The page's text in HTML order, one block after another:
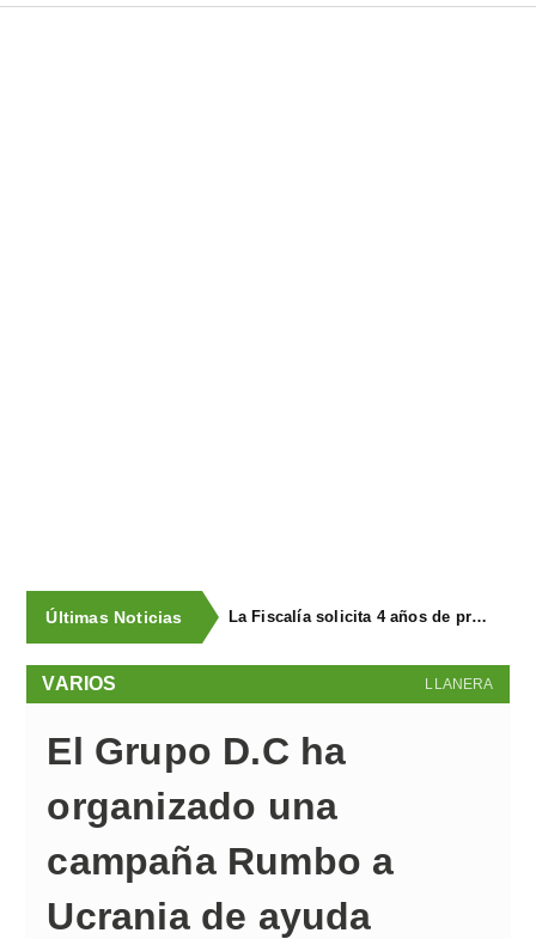
Últimas Noticias La Fiscalía solicita 4 años de prisión y multa para cada uno de los dos acusados de provocar de forma intencionada un incendio en Llanera en 2023, que obligó a evacuar a vecinos por la cercanía de las llamas
LLANERA
VARIOS
El Grupo D.C ha
organizado una
campaña Rumbo a
Ucrania de ayuda